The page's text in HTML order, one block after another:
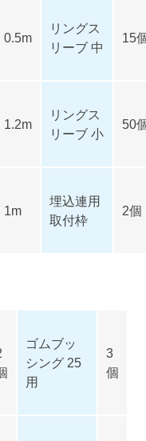
0.5m
リングス
リーブ 中
15
1.2m
リングス
リーブ 小
50
1m
埋込連用
取付枠
2個
ゴムブッ
シング 25
用
3
個